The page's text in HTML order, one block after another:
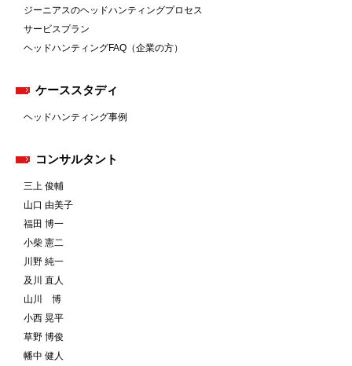
ジーニアスのヘッドハンティングプロセス
サービスプラン
ヘッドハンティングFAQ（企業の方）
ケーススタディ
ヘッドハンティング事例
コンサルタント
三上 俊輔
山口 由美子
福田 博一
小柴 憲二
川野 純一
及川 直人
山川 博
小西 晃平
草野 博俊
幡中 健人